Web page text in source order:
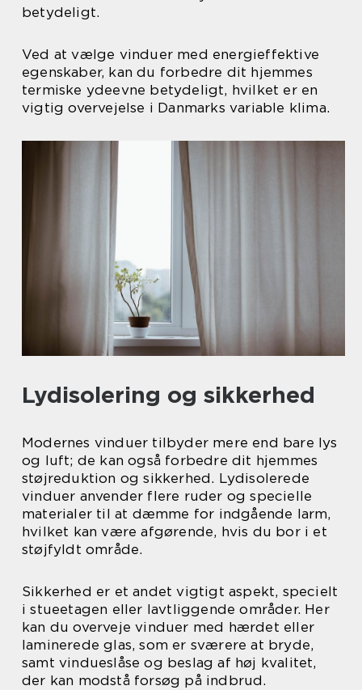
betydeligt.
Ved at vælge vinduer med energieffektive
egenskaber, kan du forbedre dit hjemmes
termiske ydeevne betydeligt, hvilket er en
vigtig overvejelse i Danmarks variable klima.
Lydisolering og sikkerhed
Modernes vinduer tilbyder mere end bare lys
og luft; de kan også forbedre dit hjemmes
støjreduktion og sikkerhed. Lydisolerede
vinduer anvender flere ruder og specielle
materialer til at dæmme for indgående larm,
hvilket kan være afgørende, hvis du bor i et
støjfyldt område.
Sikkerhed er et andet vigtigt aspekt, specielt
i stueetagen eller lavtliggende områder. Her
kan du overveje vinduer med hærdet eller
laminerede glas, som er sværere at bryde,
samt vindueslåse og beslag af høj kvalitet,
der kan modstå forsøg på indbrud.